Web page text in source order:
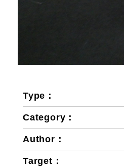
Type：
Category：
Author：
Target：